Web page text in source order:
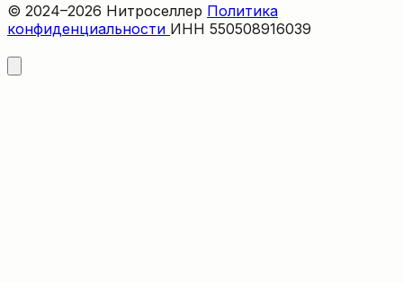
© 2024–2026 Нитроселлер Политика
конфиденциальности ИНН 550508916039